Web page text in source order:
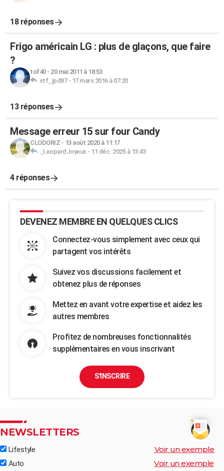
18 réponses
Frigo américain LG : plus de glaçons, que faire
?
tof40- 20 mai 2011 à 18:53
stf_jpd87- 17 mars 2016 à 07:20
13 réponses
Message erreur 15 sur four Candy
CLODORIZ - 13 août 2020 à 11:17
_LeopardJoyeux - 11 déc. 2025 à 13:43
4 réponses
DEVENEZ MEMBRE EN QUELQUES CLICS
Connectez-vous simplement avec ceux qui
partagent vos intérêts
Suivez vos discussions facilement et
obtenez plus de réponses
Mettez en avant votre expertise et aidez les
autres membres
Profitez de nombreuses fonctionnalités
supplémentaires en vous inscrivant
S'INSCRIRE
NEWSLETTERS
Lifestyle Voir un exemple
Auto Voir un exemple